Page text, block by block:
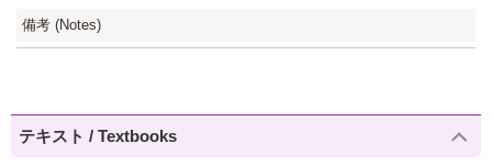
備考 (Notes)
テキスト / Textbooks